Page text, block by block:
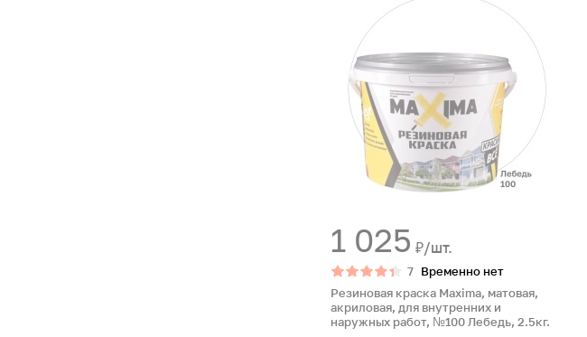
1 025 ₽/шт.
7 Временно нет
Резиновая краска Maxima, матовая,
акриловая, для внутренних и
наружных работ, №100 Лебедь, 2.5кг.